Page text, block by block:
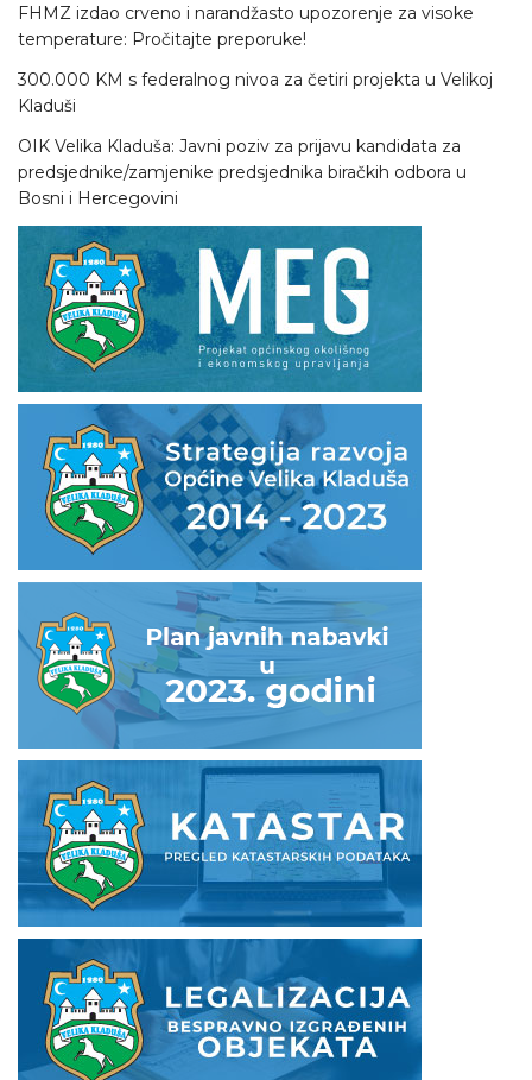
FHMZ izdao crveno i narandžasto upozorenje za visoke
temperature: Pročitajte preporuke!
300.000 KM s federalnog nivoa za četiri projekta u Velikoj
Kladuši
OIK Velika Kladuša: Javni poziv za prijavu kandidata za
predsjednike/zamjenike predsjednika biračkih odbora u
Bosni i Hercegovini